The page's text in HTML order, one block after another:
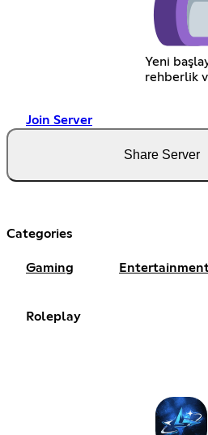
Yeni
rehberlik
Join Server
Share Server
Categories
Gaming
Roleplay